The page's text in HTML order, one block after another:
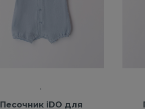
Песочник iDO для